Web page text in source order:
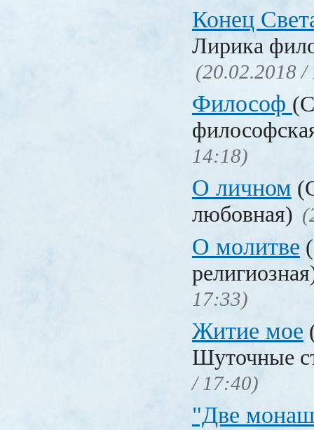
Конец
Лирика
(20.02.2018 /
Философ
14:18)
О личном
любовная)
О молитве
17:33)
Житие мое
Шуточные
/ 17:40)
"Две